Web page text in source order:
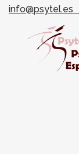
info@psytel.es